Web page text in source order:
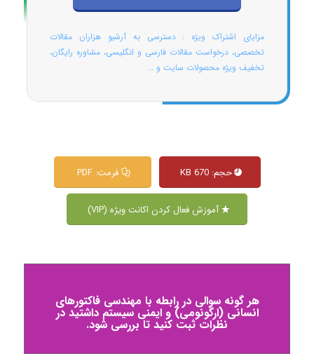
مزایای اشتراک ویژه : دسترسی به آرشیو هزاران مقالات
تخصصی، درخواست مقالات فارسی و انگلیسی، مشاوره رایگان،
تخفیف ویژه محصولات سایت و ...
حجم: 670 KB فرمت: PDF
آموزش فعال کردن اکانت ویژه (VIP)
هر گونه سوالی در رابطه با مهندسی فاکتورهای
انسانی (ارگونومی) و ایمنی سیستم داشتید در
نظرات ثبت کنید تا بررسی شود.